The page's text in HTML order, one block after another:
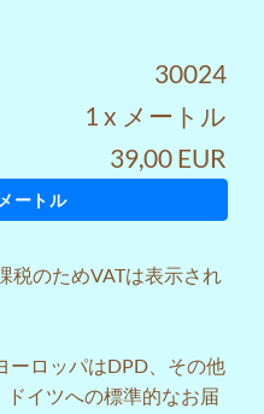
30024
1 x メートル
39,00 EUR
ートル
税のためVATは表示され
ーロッパはDPD、その他
イツへの標準的なお届